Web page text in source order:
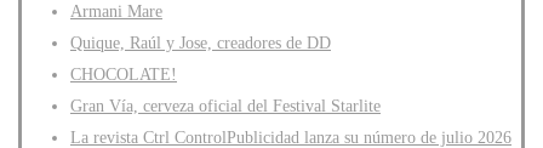
Armani Mare
Quique, Raúl y Jose, creadores de DD
CHOCOLATE!
Gran Vía, cerveza oficial del Festival Starlite
La revista Ctrl ControlPublicidad lanza su número de julio 2026